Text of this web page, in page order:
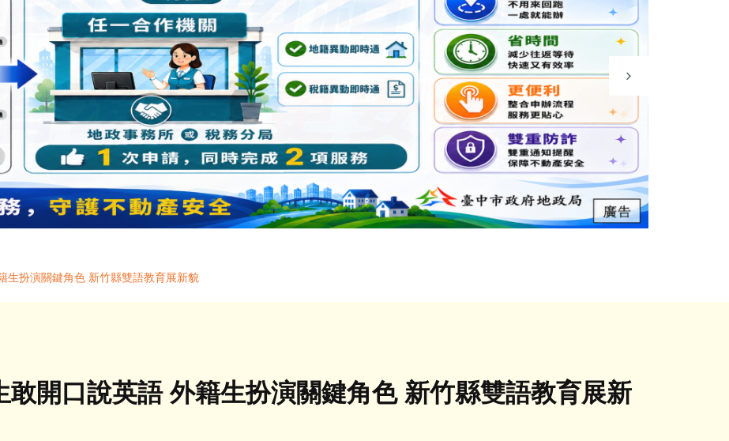
生扮演關鍵角色 新竹縣雙語教育展新貌
敢開口說英語 外籍生扮演關鍵角色 新竹縣雙語教育展新